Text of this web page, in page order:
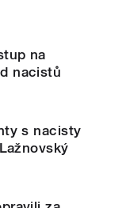
na
nacistů
s nacisty